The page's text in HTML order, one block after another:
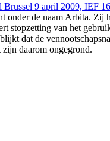
Brussel 9 april 2009, IEF
onder de naam Arbita.
van het
dat de
daarom ongegrond.